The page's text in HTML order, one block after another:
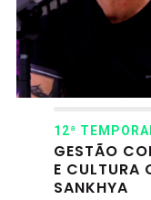
12ª
GESTÃO
E CULTURA
SANKHYA